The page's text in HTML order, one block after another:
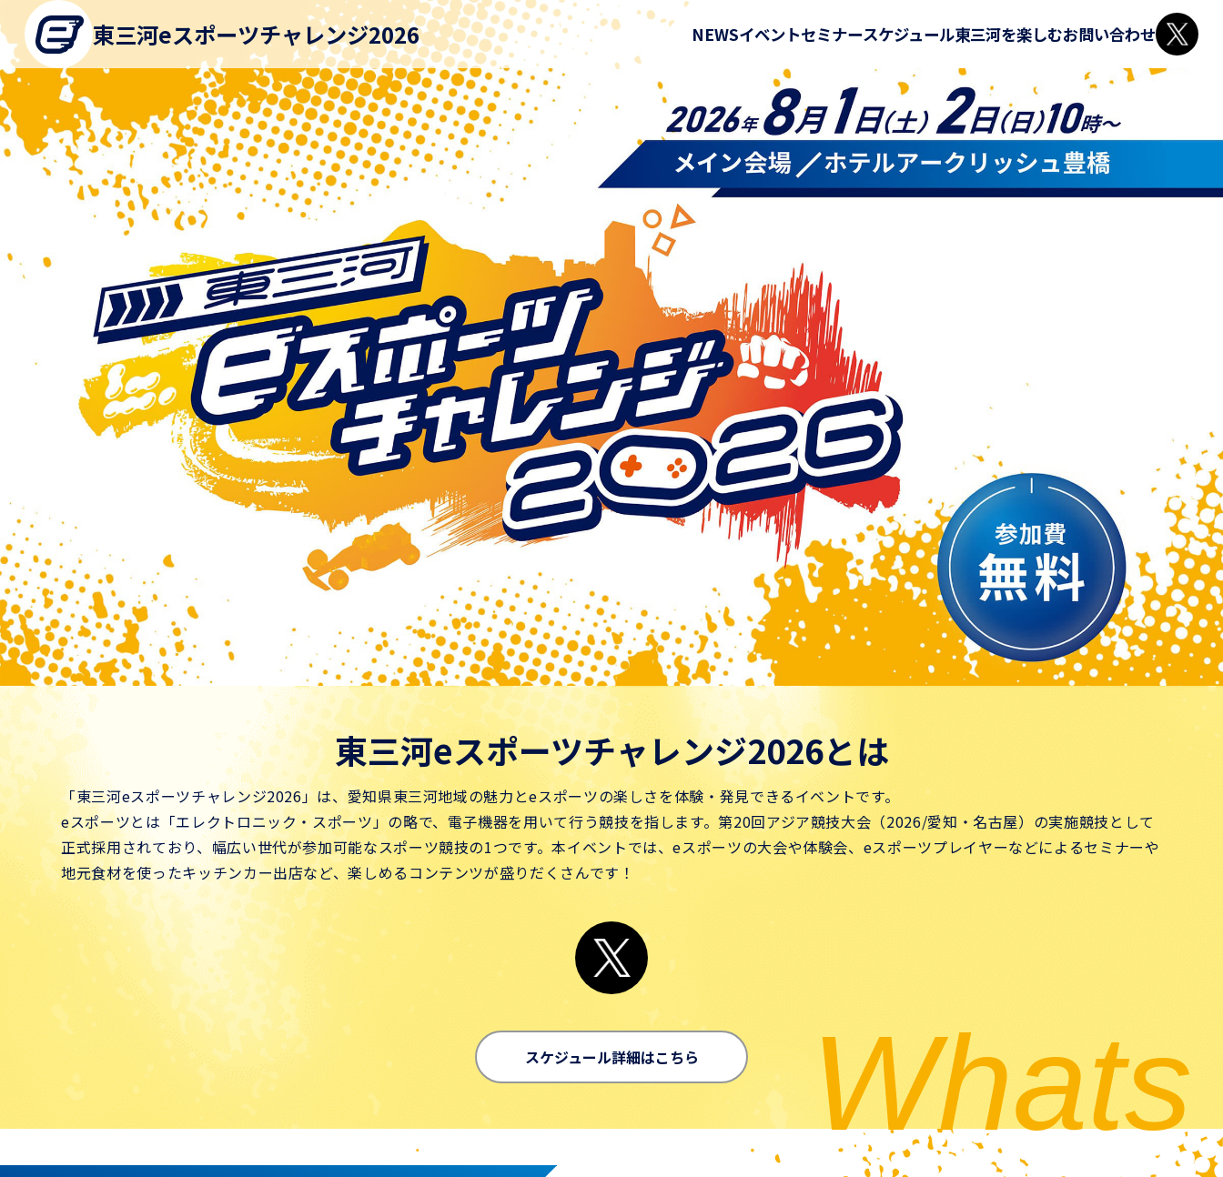
東三河eスポーツチャレンジ2026 NEWSイベントセミナースケジュール東三河を楽しむお問い合わせ
東三河eスポーツチャレンジ2026とは
「東三河eスポーツチャレンジ2026」は、愛知県東三河地域の魅力とeスポーツの楽しさを体験・発見できるイベントです。
eスポーツとは「エレクトロニック・スポーツ」の略で、電子機器を用いて行う競技を指します。第20回アジア競技大会（2026/愛知・名古屋）の実施競技として
正式採用されており、幅広い世代が参加可能なスポーツ競技の1つです。本イベントでは、eスポーツの大会や体験会、eスポーツプレイヤーなどによるセミナーや
地元食材を使ったキッチンカー出店など、楽しめるコンテンツが盛りだくさんです！
スケジュール詳細はこちら Whats